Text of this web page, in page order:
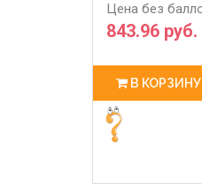
Цена без
843.96 руб.
В КОРЗИНУ